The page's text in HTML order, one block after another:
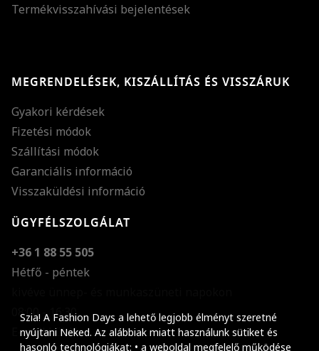
Szia! A Fashion Days a lehető legjobb élményt szeretné
nyújtani Neked. Az alábbiak miatt használunk sütiket és
hasonló technológiákat: • a weboldal megfelelő működése
Termékvisszahívási bejelentések
MEGRENDELÉSEK, KISZÁLLÍTÁS ÉS VISSZÁRUK
Gyakori kérdések
Fizetési módok
Szállítási módok
Garanciális információ
Visszaküldési információ
ÜGYFÉLSZOLGÁLAT
+36 1 88 55 505
Hétfő - péntek
08:00 - 16:30
E-mail küldése
Szöveg méretének